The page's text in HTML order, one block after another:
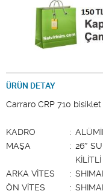
ÜRÜN DETAY
Carraro CRP 710 bisiklet
KADRO :
MAŞA
: 26″
KİLİTLİ
ARKA VİTES
:
ÖN VİTES
: